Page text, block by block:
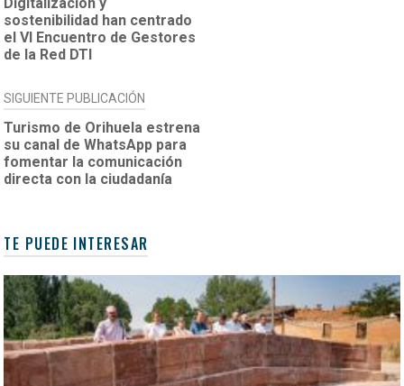
ENTRADAS
sostenibilidad han centrado
el VI Encuentro de Gestores
de la Red DTI
SIGUIENTE PUBLICACIÓN
Turismo de Orihuela estrena
su canal de WhatsApp para
fomentar la comunicación
directa con la ciudadanía
TE PUEDE INTERESAR